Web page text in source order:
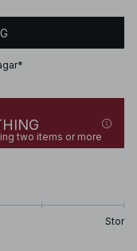
two items or more
Stor